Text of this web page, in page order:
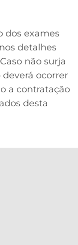
dos exames
detalhes
não surja
ocorrer
a contratação
desta